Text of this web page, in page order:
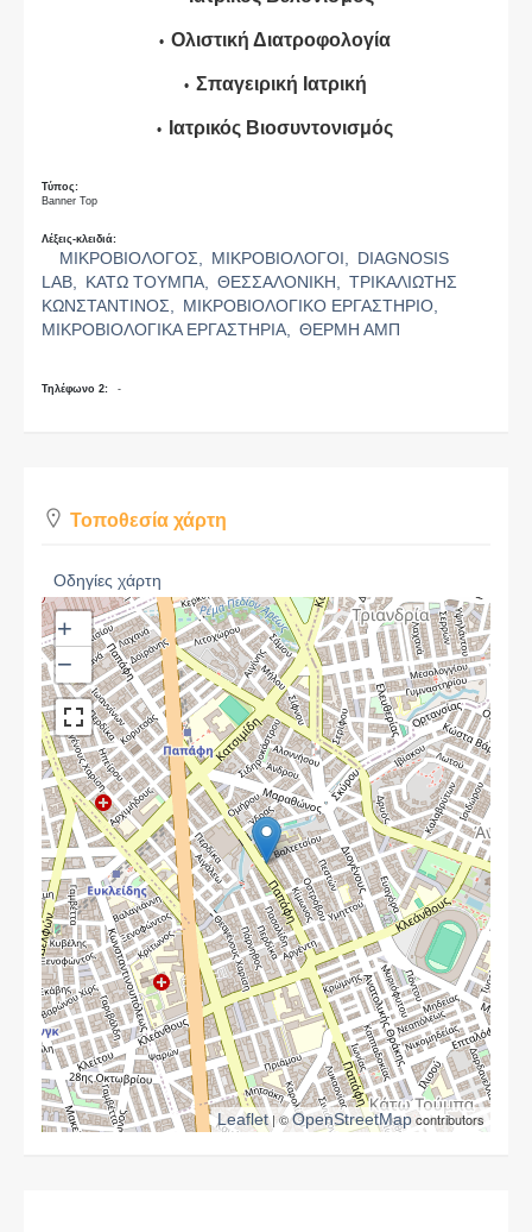
Ολιστική Διατροφολογία
Σπαγειρική Ιατρική
Ιατρικός Βιοσυντονισμός
Τύπος:
Banner Top
Λέξεις-κλειδιά:
ΜΙΚΡΟΒΙΟΛΟΓΟΣ, ΜΙΚΡΟΒΙΟΛΟΓΟΙ, DIAGNOSIS
LAB, ΚΑΤΩ ΤΟΥΜΠΑ, ΘΕΣΣΑΛΟΝΙΚΗ, ΤΡΙΚΑΛΙΩΤΗΣ
ΚΩΝΣΤΑΝΤΙΝΟΣ, ΜΙΚΡΟΒΙΟΛΟΓΙΚΟ ΕΡΓΑΣΤΗΡΙΟ,
ΜΙΚΡΟΒΙΟΛΟΓΙΚΑ ΕΡΓΑΣΤΗΡΙΑ, ΘΕΡΜΗ ΑΜΠ
Τηλέφωνο 2: -
Τοποθεσία χάρτη
Οδηγίες χάρτη
+
−
Leaflet| ©OpenStreetMapcontributors